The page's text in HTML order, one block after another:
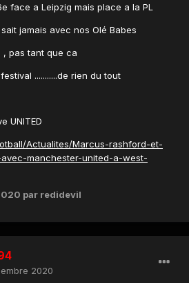
face a Leipzig mais place a la PL
jamais avec nos Olé Babes
, pas tant que ca
...........de rien du tout
UNITED
Actualites/Marcus-rashford-et-
manchester-united-a-west-
par redidevil
2020